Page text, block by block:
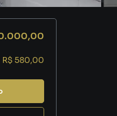
R$ 580,00